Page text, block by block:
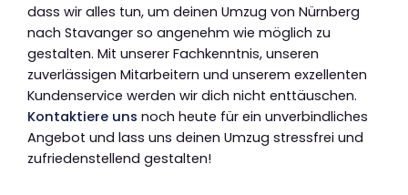
dass wir alles tun, um deinen Umzug von Nürnberg
nach Stavanger so angenehm wie möglich zu
gestalten. Mit unserer Fachkenntnis, unseren
zuverlässigen Mitarbeitern und unserem exzellenten
Kundenservice werden wir dich nicht enttäuschen.
Kontaktiere uns noch heute für ein unverbindliches
Angebot und lass uns deinen Umzug stressfrei und
zufriedenstellend gestalten!